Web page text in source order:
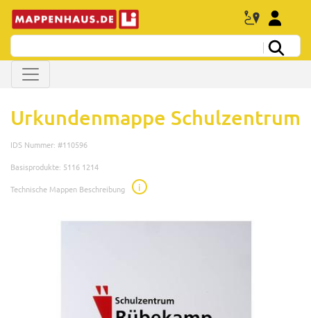
Urkundenmappe Schulzentrum
IDS Nummer: #110596
Basisprodukte: 5116 1214
Technische Mappen Beschreibung
i